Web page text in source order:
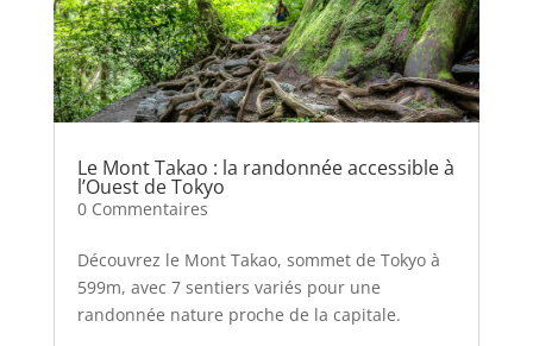
Le Mont Takao : la randonnée accessible à
l’Ouest de Tokyo
0 Commentaires
Découvrez le Mont Takao, sommet de Tokyo à
599m, avec 7 sentiers variés pour une
randonnée nature proche de la capitale.